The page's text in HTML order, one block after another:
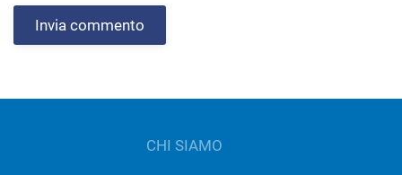
Invia commento
CHI SIAMO